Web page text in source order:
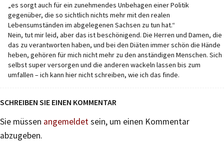
„es sorgt auch für ein zunehmendes Unbehagen einer Politik
gegenüber, die so sichtlich nichts mehr mit den realen
Lebensumständen im abgelegenen Sachsen zu tun hat.“
Nein, tut mir leid, aber das ist beschönigend. Die Herren und Damen, die
das zu verantworten haben, und bei den Diäten immer schön die Hände
heben, gehören für mich nicht mehr zu den anständigen Menschen. Sich
selbst super versorgen und die anderen wackeln lassen bis zum
umfallen – ich kann hier nicht schreiben, wie ich das finde.
SCHREIBEN SIE EINEN KOMMENTAR
Sie müssen angemeldetsein, um einen Kommentar
abzugeben.